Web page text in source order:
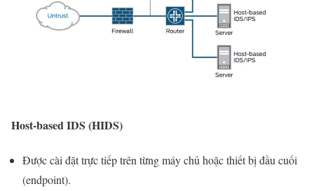
Host-based IDS (HIDS)
Được cài đặt trực tiếp trên từng máy chủ hoặc thiết bị đầu cuối
(endpoint).